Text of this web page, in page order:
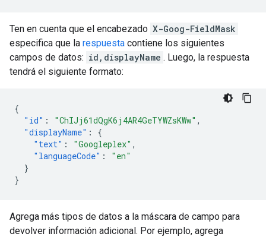
Ten en cuenta que el encabezado X-Goog-FieldMask
especifica que la respuesta contiene los siguientes
campos de datos: id,displayName . Luego, la respuesta
tendrá el siguiente formato:
{
"id" : "ChIJj61dQgK6j4AR4GeTYWZsKWw" ,
"displayName" :
{
"text" : "Googleplex" ,
"languageCode" :
"en"
}
}
Agrega más tipos de datos a la máscara de campo para
devolver información adicional. Por ejemplo, agrega